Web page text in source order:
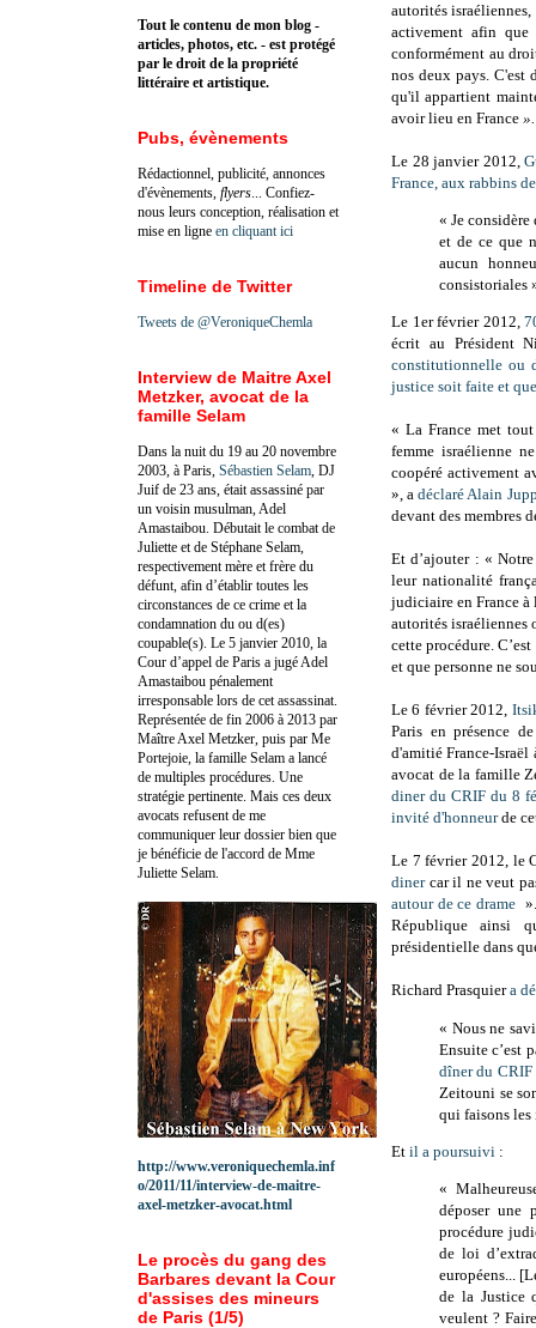
autorités
activement afin que
conformément au
nos deux pays. C'est
qu'il appartient
avoir lieu en France ».
Le 28 janvier 2012,
France, aux rabbins
« Je
et de ce que
aucun
consistoriales
Le 1er février 2012,
écrit au Président
constitutionnelle ou
justice soit faite et
« La France met
femme israélienne
coopéré activement
», adéclaré Alain
devant des membres
Et d’ajouter : «
leur nationalité
judiciaire en France à
autorités israéliennes
cette procédure.
et que personne ne
Le 6 février 2012,
Paris en présence
d'amitié France-
avocat de la famille
diner du CRIF du 8
invité d'honneurde
Le 7 février 2012, le
dinercar il ne veut
autour de ce drame
République ainsi
présidentielle dans
Richard Prasquiera
« Nous ne
Ensuite c’est
dîner du CRIF
Zeitouni se
qui faisons
Et il a poursuivi :
«
déposer une
procédure
de loi
européens...
de la Justice
veulent ?
Tout le contenu de mon blog -
articles, photos, etc. - est protégé
par le droit de la propriété
littéraire et artistique.
Pubs, évènements
Rédactionnel, publicité, annonces
d'évènements, flyers ... Confiez-
nous leurs conception, réalisation et
mise en ligne en cliquant ici
Timeline de Twitter
Tweets de @VeroniqueChemla
Interview de Maitre Axel
Metzker, avocat de la
famille Selam
Dans la nuit du 19 au 20 novembre
2003, à Paris, Sébastien Selam , DJ
Juif de 23 ans, était assassiné par
un voisin musulman, Adel
Amastaibou. Débutait le combat de
Juliette et de Stéphane Selam,
respectivement mère et frère du
défunt, afin d’établir toutes les
circonstances de ce crime et la
condamnation du ou d(es)
coupable(s). Le 5 janvier 2010, la
Cour d’appel de Paris a jugé Adel
Amastaibou pénalement
irresponsable lors de cet assassinat.
Représentée de fin 2006 à 2013 par
Maître Axel Metzker, puis par Me
Portejoie, la famille Selam a lancé
de multiples procédures. Une
stratégie pertinente. Mais ces deux
avocats refusent de me
communiquer leur dossier bien que
je bénéficie de l'accord de Mme
Juliette Selam.
http://www.veroniquechemla.inf
o/2011/11/interview-de-maitre-
axel-metzker-avocat.html
Le procès du gang des
Barbares devant la Cour
d'assises des mineurs
de Paris (1/5)